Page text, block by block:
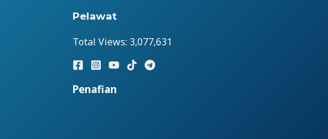
Pelawat
Total Views: 3,077,631
Penafian